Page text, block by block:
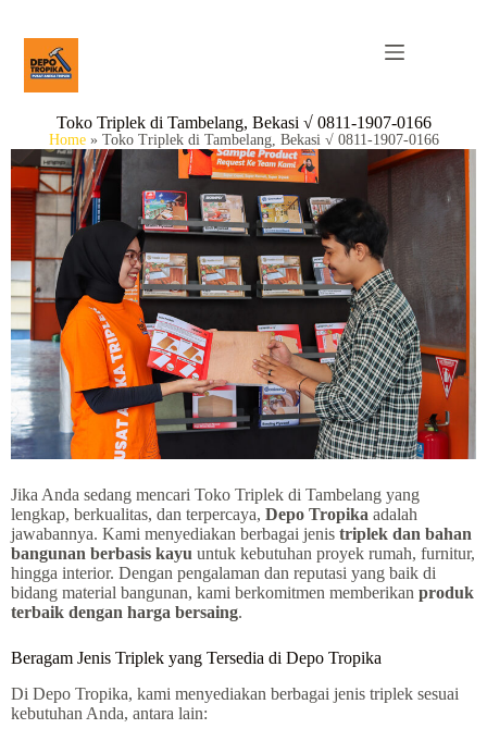
Toko Triplek di Tambelang, Bekasi √ 0811-1907-0166
Home» Toko Triplek di Tambelang, Bekasi √ 0811-1907-0166
Jika Anda sedang mencari Toko Triplek di Tambelang yang
lengkap, berkualitas, dan terpercaya, Depo Tropika adalah
jawabannya. Kami menyediakan berbagai jenis triplek dan bahan
bangunan berbasis kayu untuk kebutuhan proyek rumah, furnitur,
hingga interior. Dengan pengalaman dan reputasi yang baik di
bidang material bangunan, kami berkomitmen memberikan produk
terbaik dengan harga bersaing.
Beragam Jenis Triplek yang Tersedia di Depo Tropika
Di Depo Tropika, kami menyediakan berbagai jenis triplek sesuai
kebutuhan Anda, antara lain: